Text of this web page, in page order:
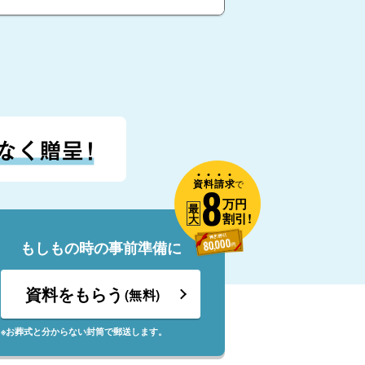
もしもの時の事前準備に
資料をもらう (無料)
※お葬式と分からない封筒で郵送します。
資料請求で
最
大8万円
割引!